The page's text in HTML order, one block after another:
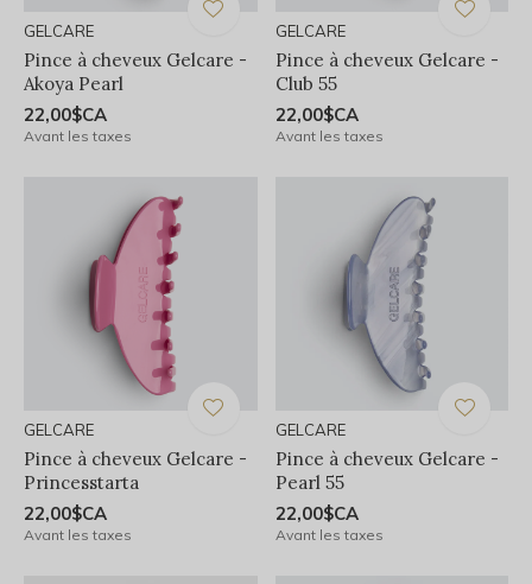
GELCARE
Pince à cheveux Gelcare -
Akoya Pearl
22,00$CA
Avant les taxes
GELCARE
Pince à cheveux Gelcare -
Club 55
22,00$CA
Avant les taxes
GELCARE
Pince à cheveux Gelcare -
Princesstarta
22,00$CA
Avant les taxes
GELCARE
Pince à cheveux Gelcare -
Pearl 55
22,00$CA
Avant les taxes